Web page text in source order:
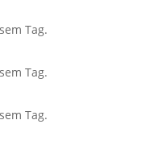
Tag.
Tag.
Tag.